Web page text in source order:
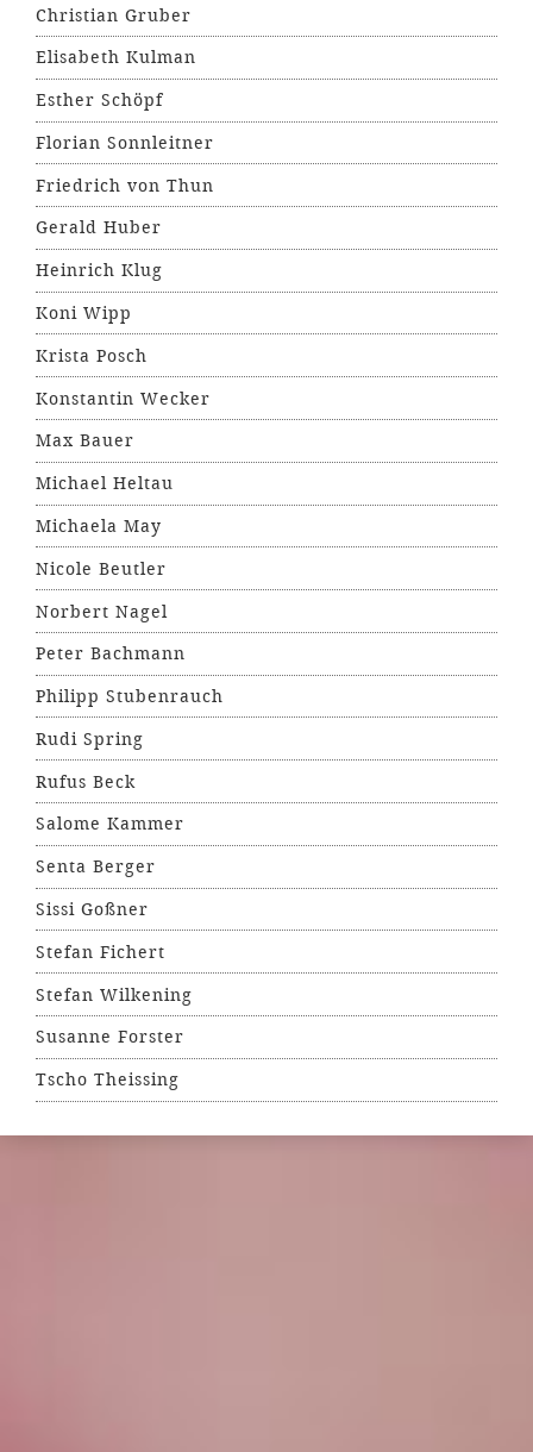
Christian Gruber
Elisabeth Kulman
Esther Schöpf
Florian Sonnleitner
Friedrich von Thun
Gerald Huber
Heinrich Klug
Koni Wipp
Krista Posch
Konstantin Wecker
Max Bauer
Michael Heltau
Michaela May
Nicole Beutler
Norbert Nagel
Peter Bachmann
Philipp Stubenrauch
Rudi Spring
Rufus Beck
Salome Kammer
Senta Berger
Sissi Goßner
Stefan Fichert
Stefan Wilkening
Susanne Forster
Tscho Theissing